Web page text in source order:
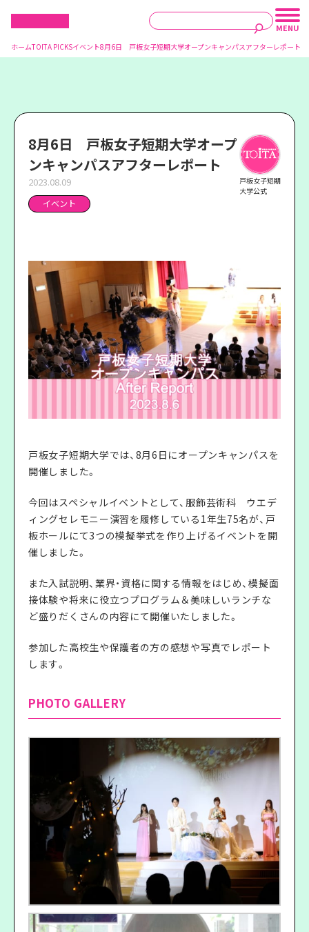
ホームTOITA PICKSイベント8月6日 戸板女子短期大学オープンキャンパスアフターレポート
8月6日 戸板女子短期大学オープ
ンキャンパスアフターレポート
2023.08.09
イベント
戸板女子短期
大学公式
戸板女子短期大学では、8月6日にオープンキャンパスを
開催しました。
今回はスペシャルイベントとして、服飾芸術科 ウエデ
ィングセレモニー演習を履修している1年生75名が、戸
板ホールにて3つの模擬挙式を作り上げるイベントを開
催しました。
また入試説明、業界・資格に関する情報をはじめ、模擬面
接体験や将来に役立つプログラム＆美味しいランチな
ど盛りだくさんの内容にて開催いたしました。
参加した高校生や保護者の方の感想や写真でレポート
します。
PHOTO GALLERY